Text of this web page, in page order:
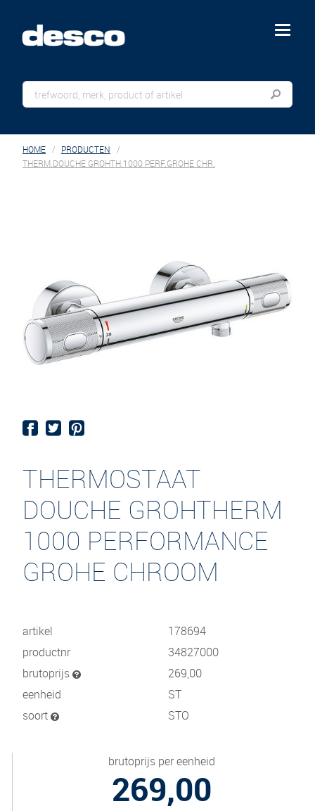
menu
HOME
PRODUCTEN
THERM.DOUCHE GROHTH.1000 PERF.GROHE CHR.
THERMOSTAAT
DOUCHE GROHTHERM
1000 PERFORMANCE
GROHE CHROOM
artikel
178694
productnr
34827000
brutoprijs
269,00
eenheid
ST
soort
STO
brutoprijs per eenheid
269,00